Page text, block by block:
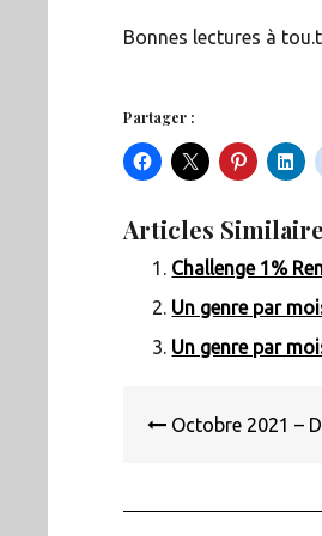
Bonnes lectures à
Partager :
Articles
Challenge 1%
Un genre par
Un genre par
de
Octobre 2021 –